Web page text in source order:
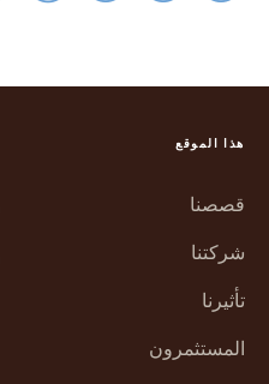
هذا الموقع
قصصنا
شركتنا
تأثيرنا
المستثمرون